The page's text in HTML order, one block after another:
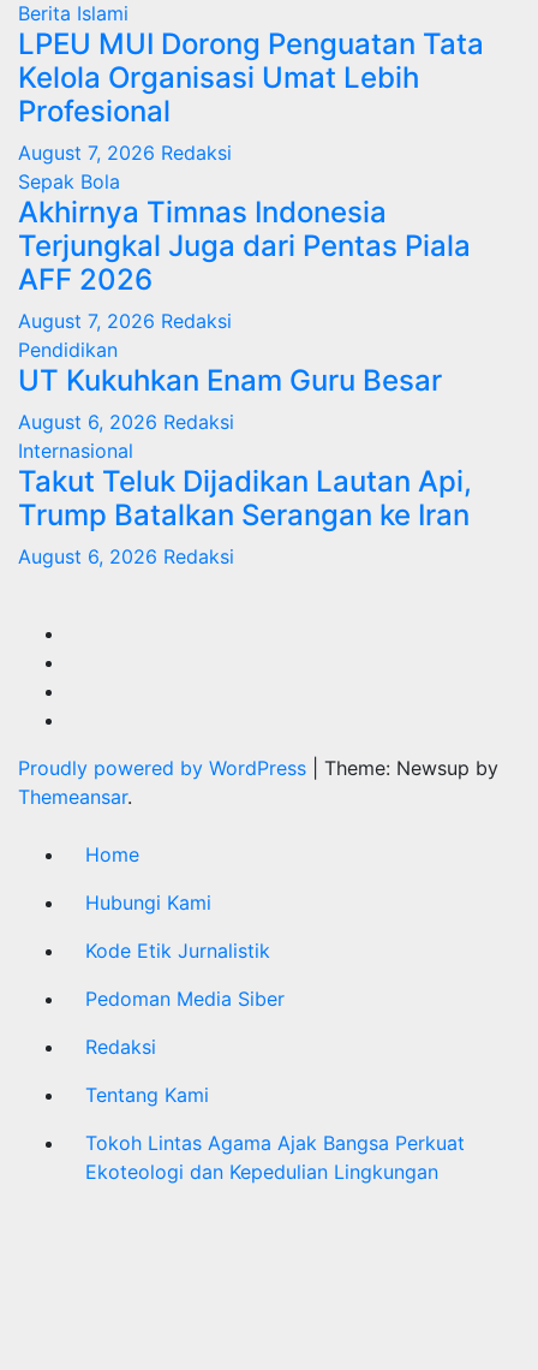
Berita Islami
LPEU MUI Dorong Penguatan Tata
Kelola Organisasi Umat Lebih
Profesional
August 7, 2026 Redaksi
Sepak Bola
Akhirnya Timnas Indonesia
Terjungkal Juga dari Pentas Piala
AFF 2026
August 7, 2026 Redaksi
Pendidikan
UT Kukuhkan Enam Guru Besar
August 6, 2026 Redaksi
Internasional
Takut Teluk Dijadikan Lautan Api,
Trump Batalkan Serangan ke Iran
August 6, 2026 Redaksi
Proudly powered by WordPress
Theme: Newsup by
Themeansar.
Home
Hubungi Kami
Kode Etik Jurnalistik
Pedoman Media Siber
Redaksi
Tentang Kami
Tokoh Lintas Agama Ajak Bangsa Perkuat
Ekoteologi dan Kepedulian Lingkungan